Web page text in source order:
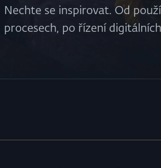
Nechte se inspirovat. Od
procesech, po řízení